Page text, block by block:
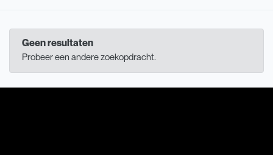
Geen resultaten
Probeer een andere zoekopdracht.